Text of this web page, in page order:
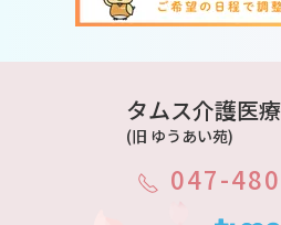
タムス介護医
(旧 ゆうあい苑)
047-